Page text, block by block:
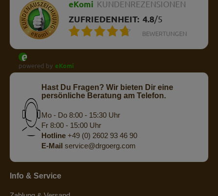
eKomi KUNDENREZENSIONEN
ZUFRIEDENHEIT: 4.8/5
BEWERTUNGEN
powered by eKomi
Hast Du Fragen? Wir bieten Dir eine
persönliche Beratung am Telefon.
Mo - Do 8:00 - 15:30 Uhr
Fr 8:00 - 15:00 Uhr
Hotline +49 (0) 2602 93 46 90
E-Mail service@drgoerg.com
Info & Service